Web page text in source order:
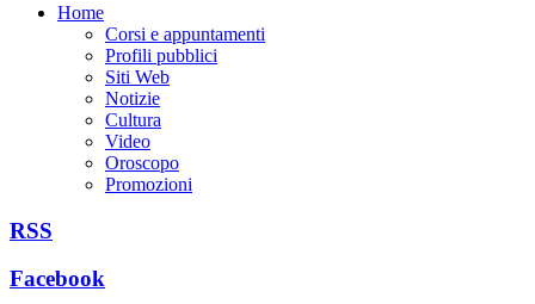
Home
Corsi e appuntamenti
Profili pubblici
Siti Web
Notizie
Cultura
Video
Oroscopo
Promozioni
RSS
Facebook